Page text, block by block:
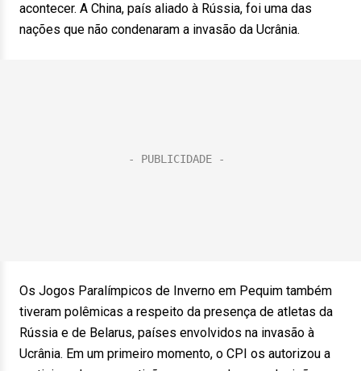
acontecer. A China, país aliado à Rússia, foi uma das
nações que não condenaram a invasão da Ucrânia.
Os Jogos Paralímpicos de Inverno em Pequim também
tiveram polêmicas a respeito da presença de atletas da
Rússia e de Belarus, países envolvidos na invasão à
Ucrânia. Em um primeiro momento, o CPI os autorizou a